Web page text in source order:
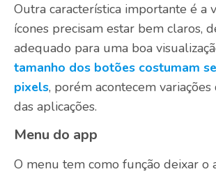
Outra característica importante é a
ícones precisam estar bem claros,
adequado para uma boa
tamanho dos botões costumam
pixels, porém acontecem
das aplicações.
Menu do app
O menu tem como função deixar o